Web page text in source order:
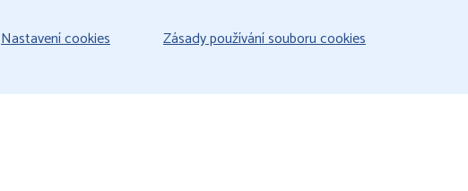
Nastavení cookies Zásady používání souboru cookies